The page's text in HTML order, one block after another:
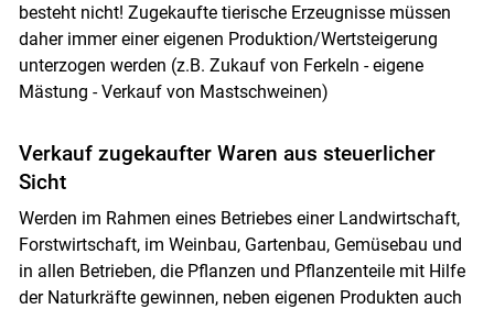
besteht nicht! Zugekaufte tierische Erzeugnisse müssen
daher immer einer eigenen Produktion/Wertsteigerung
unterzogen werden (z.B. Zukauf von Ferkeln - eigene
Mästung - Verkauf von Mastschweinen)
Verkauf zugekaufter Waren aus steuerlicher
Sicht
Werden im Rahmen eines Betriebes einer Landwirtschaft,
Forstwirtschaft, im Weinbau, Gartenbau, Gemüsebau und
in allen Betrieben, die Pflanzen und Pflanzenteile mit Hilfe
der Naturkräfte gewinnen, neben eigenen Produkten auch